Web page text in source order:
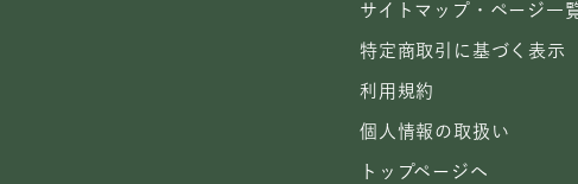
サイトマップ・ページ一
特定商取引に基づく表示
利用規約
個人情報の取扱い
トップページへ